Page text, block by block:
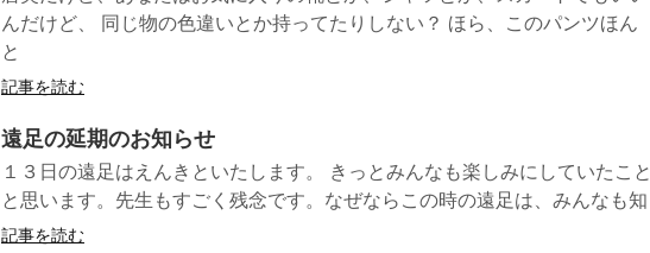
んだけど、 同じ物の色違いとか持ってたりしない？ ほら、このパンツほん
と
記事を読む
遠足の延期のお知らせ
１３日の遠足はえんきといたします。 きっとみんなも楽しみにしていたこと
と思います。先生もすごく残念です。なぜならこの時の遠足は、みんなも知
記事を読む